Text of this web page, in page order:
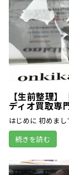
【生前整理
ディオ買取専
はじめに 初めま
続きを読む